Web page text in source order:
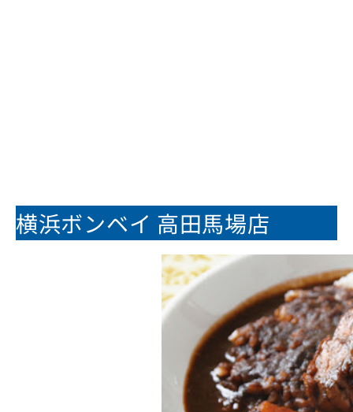
横浜ボンベイ 高田馬場店